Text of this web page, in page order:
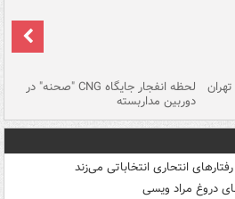
لحظه انفجار جایگاه CNG "صحنه" در
دوربین مداربسته
انتحاری انتخاباتی می‌زند
دروغ مراد ویسی